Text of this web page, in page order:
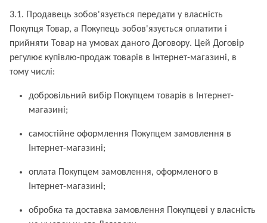
3.1. Продавець зобов'язується передати у власність
Покупця Товар, а Покупець зобов'язується оплатити і
прийняти Товар на умовах даного Договору. Цей Договір
регулює купівлю-продаж товарів в Інтернет-магазині, в
тому числі:
добровільний вибір Покупцем товарів в Інтернет-
магазині;
самостійне оформлення Покупцем замовлення в
Інтернет-магазині;
оплата Покупцем замовлення, оформленого в
Інтернет-магазині;
обробка та доставка замовлення Покупцеві у власність